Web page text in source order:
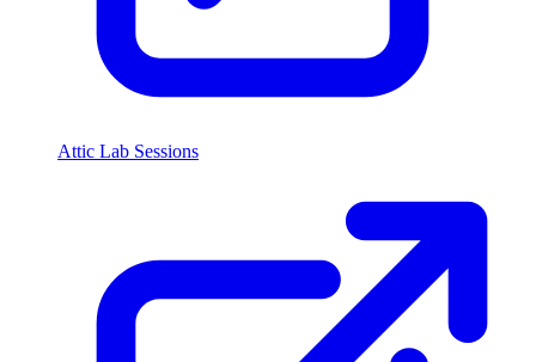
Attic Lab Sessions